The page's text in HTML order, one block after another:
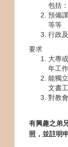
包括：
預備
等等
行政
要求
大專
年工
能獨
文書
對教
有興趣之弟
照，並註明